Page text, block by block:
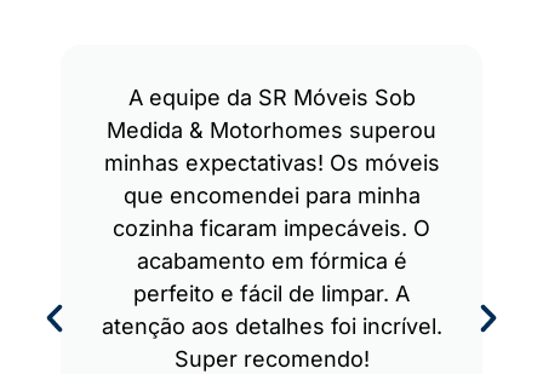
A equipe da SR Móveis Sob
Medida & Motorhomes superou
minhas expectativas! Os móveis
que encomendei para minha
cozinha ficaram impecáveis. O
acabamento em fórmica é
perfeito e fácil de limpar. A
atenção aos detalhes foi incrível.
Super recomendo!